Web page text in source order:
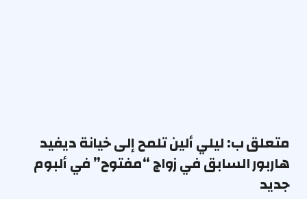
متعلق ب:ليلي ألين تلمح إلى خيانة ديفيد
هاربور السابق في زواج “مفتوح” في ألبوم
جديد